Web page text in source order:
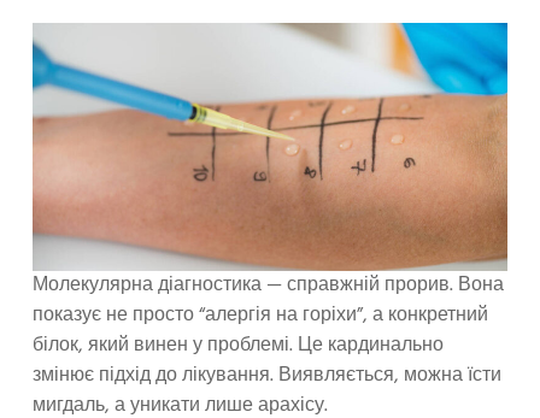
Молекулярна діагностика — справжній прорив. Вона
показує не просто “алергія на горіхи”, а конкретний
білок, який винен у проблемі. Це кардинально
змінює підхід до лікування. Виявляється, можна їсти
мигдаль, а уникати лише арахісу.